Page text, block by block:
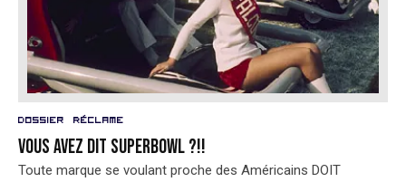
Dossier Réclame
Vous avez dit SuperBowl ?!!
Toute marque se voulant proche des Américains DOIT